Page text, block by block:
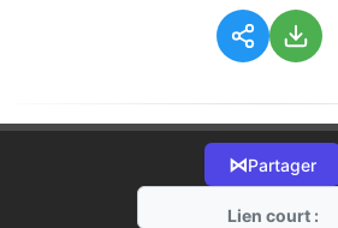
⋈Partager
Lien court :